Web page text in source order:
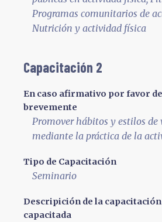
Programas comunitarios de
Nutrición y actividad física
Capacitación 2
En caso afirmativo por favor
brevemente
Promover hábitos y estilos de
mediante la práctica de la
Tipo de Capacitación
Seminario
Descripición de la
capacitada